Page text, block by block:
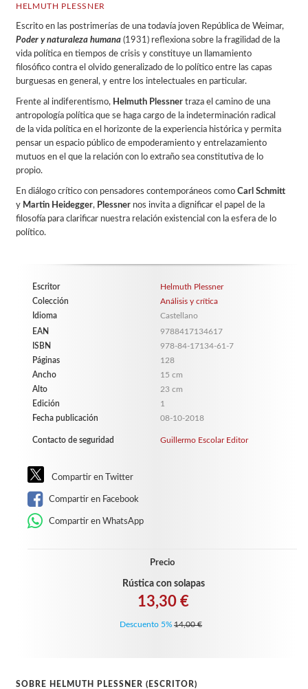
HELMUTH PLESSNER
Escrito en las postrimerías de una todavía joven República de Weimar,
Poder y naturaleza humana(1931) reflexiona sobre la fragilidad de la
vida política en tiempos de crisis y constituye un llamamiento
filosófico contra el olvido generalizado de lo político entre las capas
burguesas en general, y entre los intelectuales en particular.
Frente al indiferentismo, Helmuth Plessnertraza el camino de una
antropología política que se haga cargo de la indeterminación radical
de la vida política en el horizonte de la experiencia histórica y permita
pensar un espacio público de empoderamiento y entrelazamiento
mutuos en el que la relación con lo extraño sea constitutiva de lo
propio.
En diálogo crítico con pensadores contemporáneos como Carl Schmitt
y Martin Heidegger, Plessner nos invita a dignificar el papel de la
filosofía para clarificar nuestra relación existencial con la esfera de lo
político.
Escritor
Helmuth Plessner
Colección
Análisis y crítica
Idioma
Castellano
EAN
9788417134617
ISBN
978-84-17134-61-7
Páginas
128
Ancho
15 cm
Alto
23 cm
Edición
1
Fecha publicación
08-10-2018
Contacto de seguridad Guillermo Escolar Editor
Compartir en Twitter
Compartir en Facebook
Compartir en WhatsApp
Precio
Rústica con solapas
13,30 €
Descuento 5% 14,00 €
SOBRE HELMUTH PLESSNER (ESCRITOR)